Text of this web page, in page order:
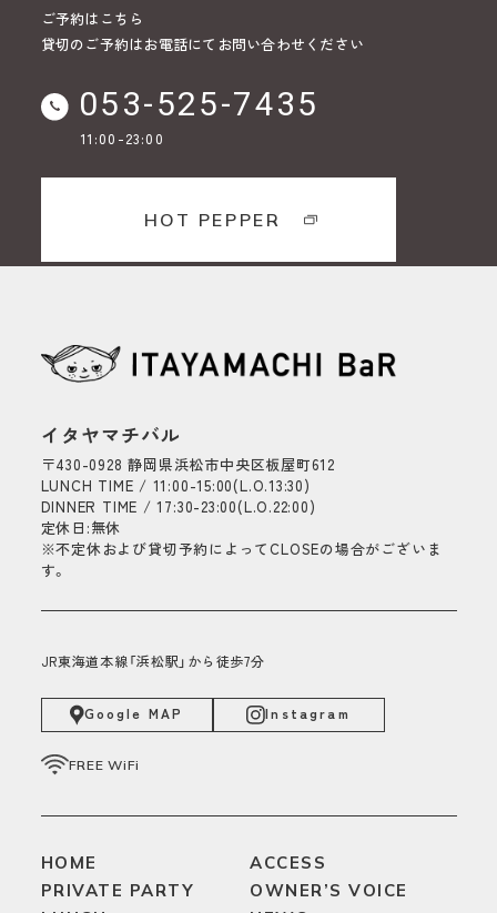
ご予約はこちら
貸切のご予約はお電話にてお問い合わせください
053-525-7435
11:00-23:00
HOT PEPPER
イタヤマチバル
〒430-0928 静岡県浜松市中央区板屋町612
LUNCH TIME / 11:00-15:00(L.O.13:30)
DINNER TIME / 17:30-23:00(L.O.22:00)
定休日:無休
※不定休および貸切予約によってCLOSEの場合がございま
す。
JR東海道本線「浜松駅」から徒歩7分
Google MAP Instagram
FREE WiFi
HOME
PRIVATE PARTY
ACCESS
OWNER’S VOICE